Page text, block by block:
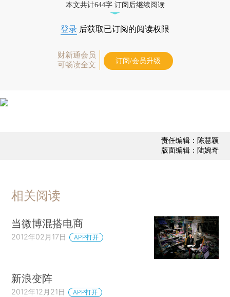
本文共计644字 订阅后继续阅读
登录 后获取已订阅的阅读权限
财新通会员
可畅读全文
订阅/会员升级
责任编辑：陈慧颖
版面编辑：陆婉奇
相关阅读
当微博混搭电商
2012年02月17日 APP打开
新浪变阵
2012年12月21日 APP打开